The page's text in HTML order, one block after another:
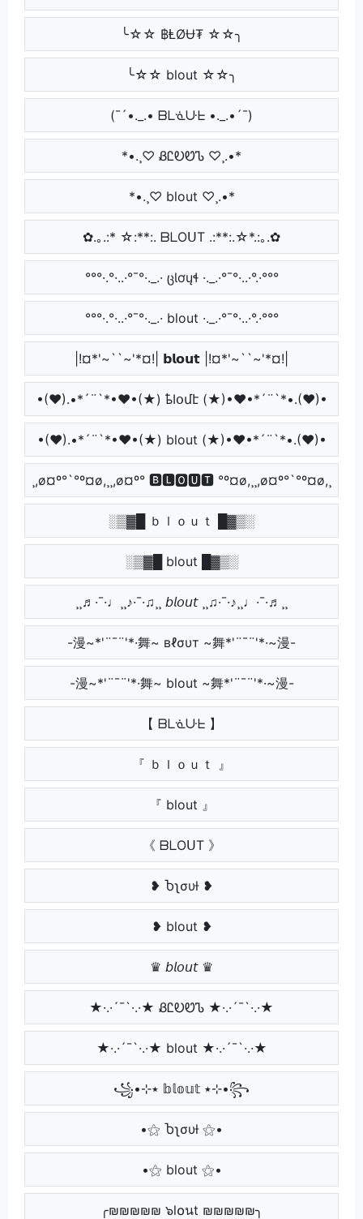
╰☆☆ ฿ⱠØɄ₮ ☆☆╮
╰☆☆ blout ☆☆╮
(¯´•._.• ᗷᒪᓍᑘᖶ •._.•´¯)
*•.¸♡ ᏰᏝᎧᏬᏖ ♡¸.•*
*•.¸♡ blout ♡¸.•*
✿.｡.:* ☆:**:. ᗷᒪOᑌT .:**:.☆*.:｡.✿
°°°·.°·..·°¯°·._.· ცƖơųɬ ·._.·°¯°·..·°.·°°°
°°°·.°·..·°¯°·._.· blout ·._.·°¯°·..·°.·°°°
|!¤*'~``~'*¤!| 𝗯𝗹𝗼𝘂𝘁 |!¤*'~``~'*¤!|
•(♥).•*´¨`*•♥•(★) ҍӀօմէ (★)•♥•*´¨`*•.(♥)•
•(♥).•*´¨`*•♥•(★) blout (★)•♥•*´¨`*•.(♥)•
¸,ø¤º°`°º¤ø,¸¸,ø¤º° 🅱🅻🅾🆄🆃 °º¤ø,¸¸,ø¤º°`°º¤ø,¸
░▒▓█ ｂｌｏｕｔ █▓▒░
░▒▓█ blout █▓▒░
¸¸♬·¯·♩¸¸♪·¯·♫¸¸ 𝘣𝘭𝘰𝘶𝘵 ¸¸♫·¯·♪¸¸♩·¯·♬¸¸
-漫~*'¨¯¨'*·舞~ вℓσυт ~舞*'¨¯¨'*·~漫-
-漫~*'¨¯¨'*·舞~ blout ~舞*'¨¯¨'*·~漫-
【 ᗷᒪᓍᑘᖶ 】
『 ｂｌｏｕｔ 』
『 blout 』
《 ᗷᒪOᑌT 》
❥ Ⴆʅσυƚ ❥
❥ blout ❥
♛ 𝘣𝘭𝘰𝘶𝘵 ♛
★·.·´¯`·.·★ ᏰᏝᎧᏬᏖ ★·.·´¯`·.·★
★·.·´¯`·.·★ blout ★·.·´¯`·.·★
꧁•⊹٭ 𝕓𝕝𝕠𝕦𝕥 ٭⊹•꧂
•⚝ Ⴆʅσυƚ ⚝•
•⚝ blout ⚝•
╭₪₪₪₪₪ ๖l໐นt ₪₪₪₪₪╮